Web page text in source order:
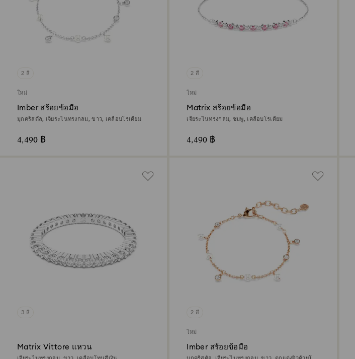
2 สี
ใหม่
Imber สร้อยข้อมือ
มุกคริสตัล, เจียระไนทรงกลม, ขาว, เคลือบโรเดียม
4,490 ฿
2 สี
ใหม่
Matrix สร้อยข้อมือ
เจียระไนทรงกลม, ชมพู, เคลือบโรเดียม
4,490 ฿
3 สี
Matrix Vittore แหวน
2 สี
ใหม่
Imber สร้อยข้อมือ